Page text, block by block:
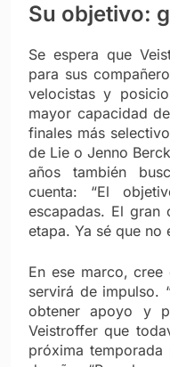
Su objetivo:
Se espera que
para sus
velocistas y
mayor capacidad
finales más
de Lie o Jenno
años también
cuenta: “El
escapadas. El gran
etapa. Ya sé que no
En ese marco,
servirá de impulso.
obtener apoyo y
Veistroffer que
próxima